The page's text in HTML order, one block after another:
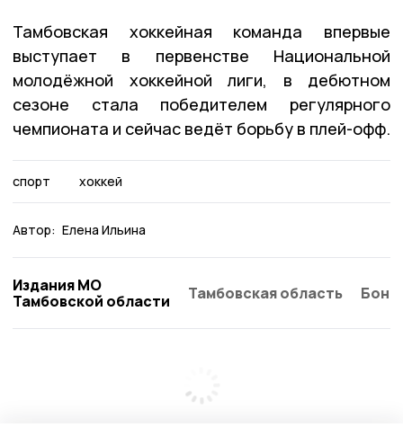
Тамбовская хоккейная команда впервые
выступает в первенстве Национальной
молодёжной хоккейной лиги, в дебютном
сезоне стала победителем регулярного
чемпионата и сейчас ведёт борьбу в плей-офф.
спорт хоккей
Автор: Елена Ильина
Издания МО
Тамбовской области
Тамбовская область